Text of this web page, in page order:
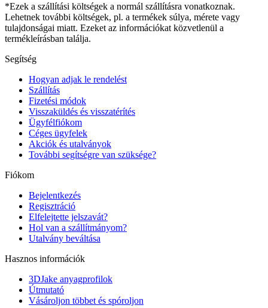
*Ezek a szállítási költségek a normál szállításra vonatkoznak.
Lehetnek további költségek, pl. a termékek súlya, mérete vagy
tulajdonságai miatt. Ezeket az információkat közvetlenül a
termékleírásban találja.
Segítség
Hogyan adjak le rendelést
Szállítás
Fizetési módok
Visszaküldés és visszatérítés
Ügyfélfiókom
Céges ügyfelek
Akciók és utalványok
További segítségre van szüksége?
Fiókom
Bejelentkezés
Regisztráció
Elfelejtette jelszavát?
Hol van a szállítmányom?
Utalvány beváltása
Hasznos információk
3DJake anyagprofilok
Útmutató
Vásároljon többet és spóroljon